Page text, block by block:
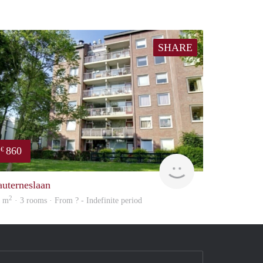
SHARE
€ 860
Woning
m2 · 3 rooms · From ? - Indefinite period